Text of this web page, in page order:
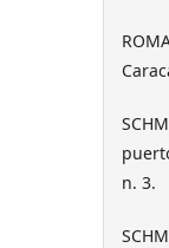
n. 3.